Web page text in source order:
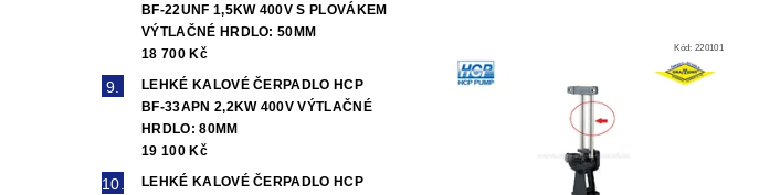
BF-22UNF 1,5KW 400V S PLOVÁKEM
VÝTLAČNÉ HRDLO: 50MM
18 700 Kč
LEHKÉ KALOVÉ ČERPADLO HCP
BF-33APN 2,2KW 400V VÝTLAČNÉ
HRDLO: 80MM
19 100 Kč
LEHKÉ KALOVÉ ČERPADLO HCP
Kód: 220101